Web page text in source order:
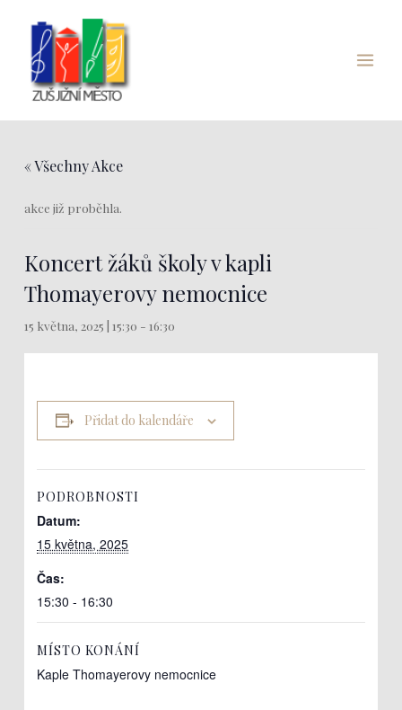
Menu
« Všechny Akce
akce již proběhla.
Koncert žáků školy v kapli
Thomayerovy nemocnice
15 května, 2025 | 15:30 -16:30
Přidat do kalendáře
PODROBNOSTI
Datum:
15 května, 2025
Čas:
15:30 - 16:30
MÍSTO KONÁNÍ
Kaple Thomayerovy nemocnice